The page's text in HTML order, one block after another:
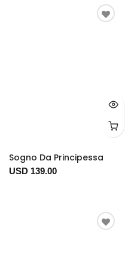
Sogno Da Principessa
USD 139.00